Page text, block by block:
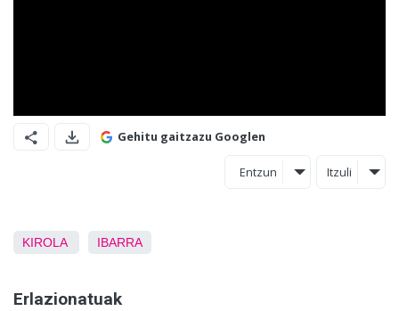
Gehitu gaitzazu Googlen
Entzun Itzuli
KIROLA IBARRA
Erlazionatuak